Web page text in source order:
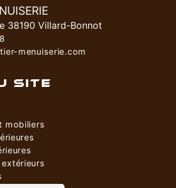
38190 Villard-Bonnot
menuiserie.com
SITE
mobiliers